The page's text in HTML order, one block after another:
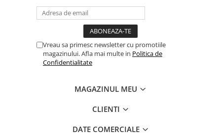
Vreau sa primesc newsletter cu promotiile
magazinului. Afla mai multe in Politica de
Confidentialitate
MAGAZINUL MEU
CLIENTI
DATE COMERCIALE